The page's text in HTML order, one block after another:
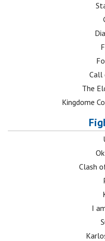
Call
The
Kingdome
Clash
I